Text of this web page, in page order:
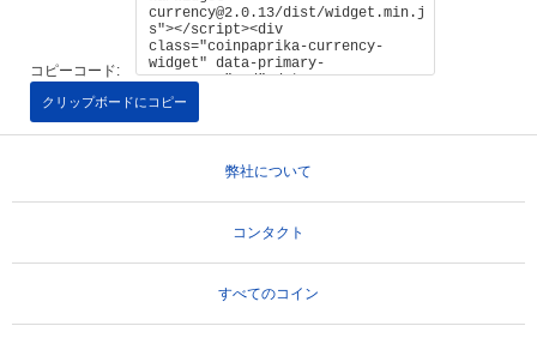
コピーコード:
クリップボードにコピー
弊社について
コンタクト
すべてのコイン